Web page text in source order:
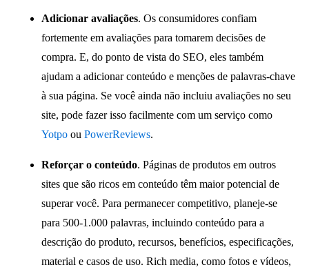
Adicionar avaliações. Os consumidores confiam
fortemente em avaliações para tomarem decisões de
compra. E, do ponto de vista do SEO, eles também
ajudam a adicionar conteúdo e menções de palavras-chave
à sua página. Se você ainda não incluiu avaliações no seu
site, pode fazer isso facilmente com um serviço como
Yotpo ou PowerReviews.
Reforçar o conteúdo. Páginas de produtos em outros
sites que são ricos em conteúdo têm maior potencial de
superar você. Para permanecer competitivo, planeje-se
para 500-1.000 palavras, incluindo conteúdo para a
descrição do produto, recursos, benefícios, especificações,
material e casos de uso. Rich media, como fotos e vídeos,